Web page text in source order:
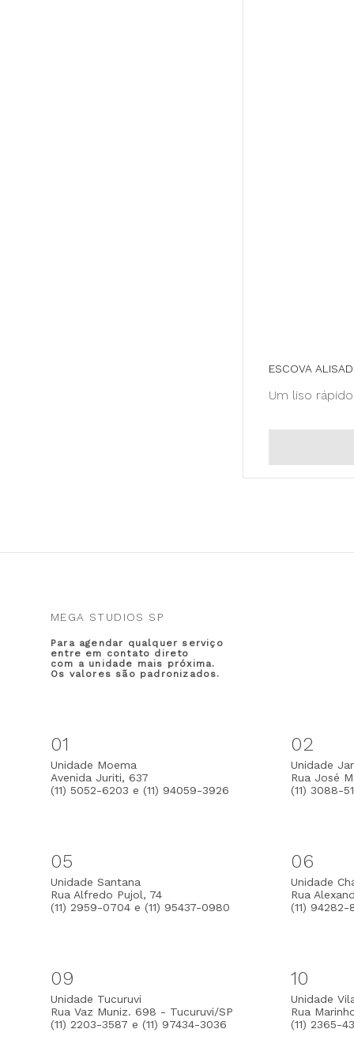
ESCOVA
Um liso
MEGA STUDIOS SP
Para agendar qualquer serviço
entre em contato direto
com a unidade mais próxima.
Os valores são padronizados.
01
Unidade Moema
Avenida Juriti, 637
(11) 5052-6203 e (11) 94059-3926
02
Unidade
Rua José
(11) 3088-
05
Unidade Santana
Rua Alfredo Pujol, 74
(11) 2959-0704 e (11) 95437-0980
06
Unidade
Rua
(11) 94282-
09
Unidade Tucuruvi
Rua Vaz Muniz. 698 - Tucuruvi/SP
(11) 2203-3587 e (11) 97434-3036
10
Unidade
Rua
(11) 2365-